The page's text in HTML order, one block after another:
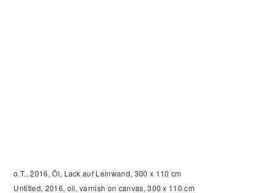
o.T., 2016, Öl, Lack auf Leinwand, 300 x 110 cm
Untitled, 2016, oil, varnish on canvas, 300 x 110 cm